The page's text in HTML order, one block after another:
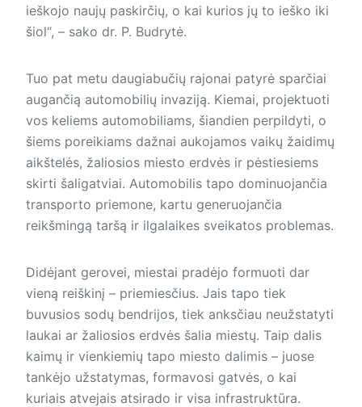
ieškojo naujų paskirčių, o kai kurios jų to ieško iki
šiol“, – sako dr. P. Budrytė.
Tuo pat metu daugiabučių rajonai patyrė sparčiai
augančią automobilių invaziją. Kiemai, projektuoti
vos keliems automobiliams, šiandien perpildyti, o
šiems poreikiams dažnai aukojamos vaikų žaidimų
aikštelės, žaliosios miesto erdvės ir pėstiesiems
skirti šaligatviai. Automobilis tapo dominuojančia
transporto priemone, kartu generuojančia
reikšmingą taršą ir ilgalaikes sveikatos problemas.
Didėjant gerovei, miestai pradėjo formuoti dar
vieną reiškinį – priemiesčius. Jais tapo tiek
buvusios sodų bendrijos, tiek anksčiau neužstatyti
laukai ar žaliosios erdvės šalia miestų. Taip dalis
kaimų ir vienkiemių tapo miesto dalimis – juose
tankėjo užstatymas, formavosi gatvės, o kai
kuriais atvejais atsirado ir visa infrastruktūra.